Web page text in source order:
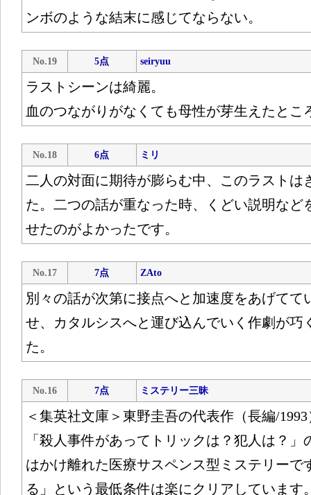
ンボのような結末に感じてならない。
No.19 5点 seiryuu
ラストシーンは綺麗。
血のつながりがなくても母性が芽生えたとこ
No.18 6点 ミリ
二人の対面に期待が膨らむ中、このラストは
た。二つの話が重なった時、くどい説明など
せたのがよかったです。
No.17 7点 ZAto
別々の話が次第に接点へと加速度をあげてて
せ、カタルシスへと運び込んでいく作劇が巧
た。
No.16 7点 ミステリー三昧
＜集英社文庫＞東野圭吾の代表作（長編/
「殺人事件があってトリックは？犯人は？
はかけ離れた医療サスペンス型ミステリーで
る」という最低条件は楽にクリアしています